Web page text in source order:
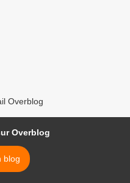
Overblog
Overblog
blog